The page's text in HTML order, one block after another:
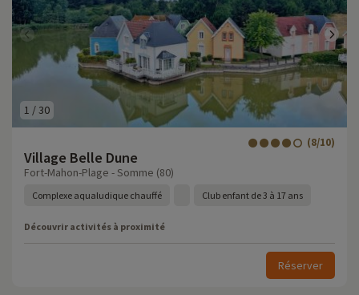
1 /30
Village Belle Dune
(8/10)
Fort-Mahon-Plage - Somme (80)
Complexe aqualudique chauffé Club enfant de 3 à 17 ans
Découvrir activités à proximité
Réserver